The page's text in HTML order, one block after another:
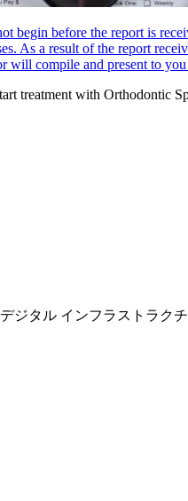
begin before the report is
As a result of the report
will compile and present to
treatment with Orthodontic
ジタル インフラストラ